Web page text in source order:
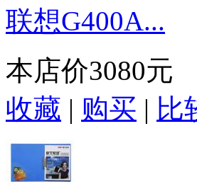
联想G400A...
本店价3080元
收藏 | 购买 | 比